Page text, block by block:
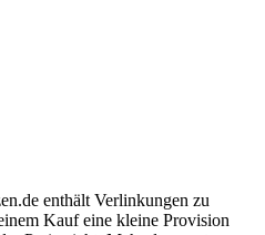
enthält Verlinkungen zu
Kauf eine kleine Provision